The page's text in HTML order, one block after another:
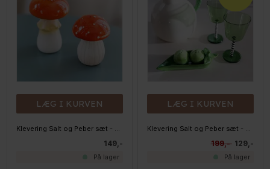
LÆG I KURVEN
149,-
På lager
LÆG I KURVEN
199,- 129,-
På lager